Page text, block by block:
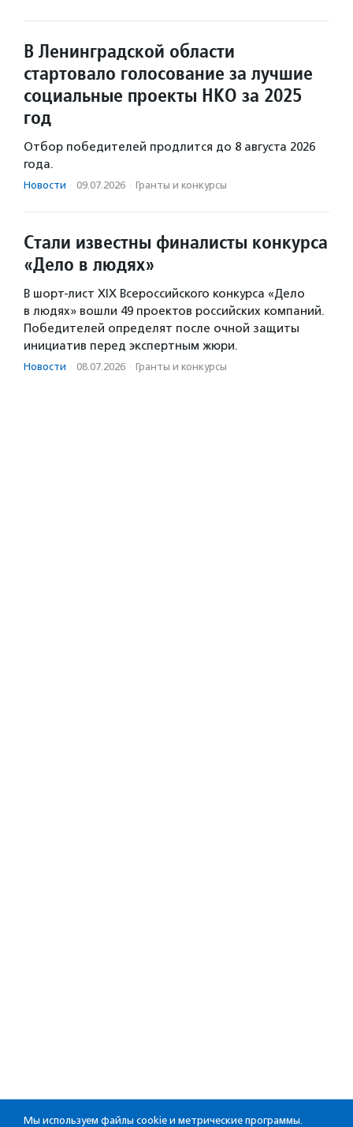
В Ленинградской области
стартовало голосование за лучшие
социальные проекты НКО за 2025
год
Отбор победителей продлится до 8 августа 2026
года.
Новости · 09.07.2026 · Гранты и конкурсы
Стали известны финалисты конкурса
«Дело в людях»
В шорт-лист XIX Всероссийского конкурса «Дело
в людях» вошли 49 проектов российских компаний.
Победителей определят после очной защиты
инициатив перед экспертным жюри.
Новости · 08.07.2026 · Гранты и конкурсы
Мы используем файлы cookie и метрические программы.